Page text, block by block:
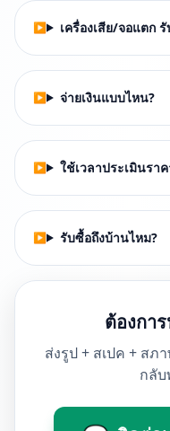
เครื่องเสีย/จอแตก
จ่ายเงินแบบไหน?
ใช้เวลาประเมินรา
รับซื้อถึงบ้านไหม?
ต้องกา
ส่งรูป + สเปค + สภ
กลั